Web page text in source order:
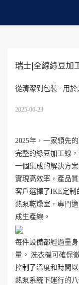
瑞士|全線綠豆加
從清潔到包裝 - 用
2025-06-23
2025年，一家領先
完整的綠豆加工線
一個集成的解決方
實現高效率，產品
客戶選擇了IKE定制
熱泵乾燥室，專門
成生產線。
每件設備都經過量
量。 洗衣機可確保
控制了溫度和時間
熱泵系統下運行的